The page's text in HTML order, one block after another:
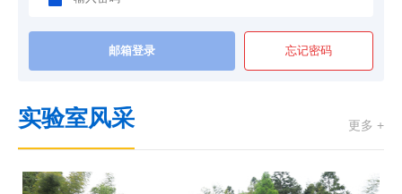
16
2025-07
2025-07
09
2025-07
第七届微波遥感技术研讨会（一号通知）
忘记密码
实验室风采 更多 +